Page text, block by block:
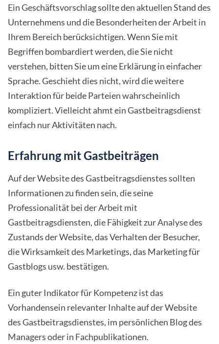
Ein Geschäftsvorschlag sollte den aktuellen Stand des
Unternehmens und die Besonderheiten der Arbeit in
Ihrem Bereich berücksichtigen. Wenn Sie mit
Begriffen bombardiert werden, die Sie nicht
verstehen, bitten Sie um eine Erklärung in einfacher
Sprache. Geschieht dies nicht, wird die weitere
Interaktion für beide Parteien wahrscheinlich
kompliziert. Vielleicht ahmt ein Gastbeitragsdienst
einfach nur Aktivitäten nach.
Erfahrung mit Gastbeiträgen
Auf der Website des Gastbeitragsdienstes sollten
Informationen zu finden sein, die seine
Professionalität bei der Arbeit mit
Gastbeitragsdiensten, die Fähigkeit zur Analyse des
Zustands der Website, das Verhalten der Besucher,
die Wirksamkeit des Marketings, das Marketing für
Gastblogs usw. bestätigen.
Ein guter Indikator für Kompetenz ist das
Vorhandensein relevanter Inhalte auf der Website
des Gastbeitragsdienstes, im persönlichen Blog des
Managers oder in Fachpublikationen.